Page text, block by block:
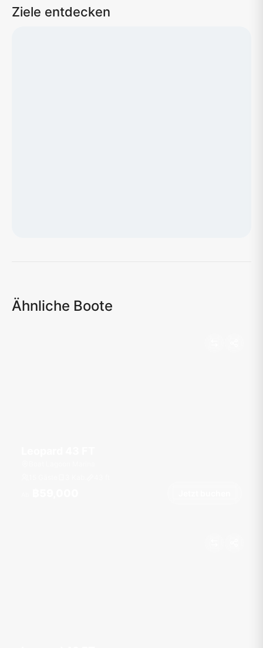
Ziele entdecken
Ähnliche Boote